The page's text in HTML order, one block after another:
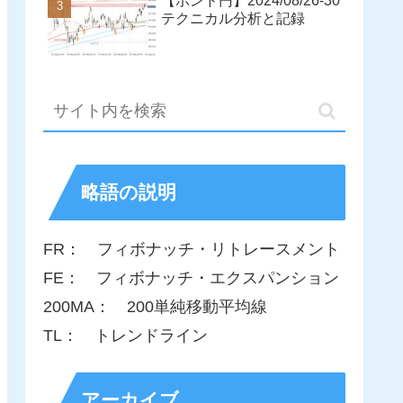
テクニカル分析と記録
略語の説明
FR： フィボナッチ・リトレースメント
FE： フィボナッチ・エクスパンション
200MA： 200単純移動平均線
TL： トレンドライン